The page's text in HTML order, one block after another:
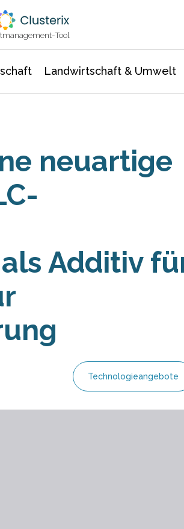
Tool
Landwirtschaft & Umwelt
neuartige
Additiv
Technologieangebote